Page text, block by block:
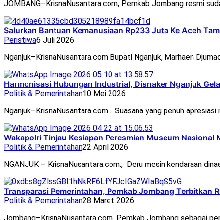
JOMBANG–KrisnaNusantara.com, Pemkab Jombang resmi
Salurkan Bantuan Kemanusiaan Rp233 Juta Ke Aceh
Peristiwa6 Juli 2026
Nganjuk–KrisnaNusantara.com Bupati Nganjuk, Marhaen
Harmonisasi Hubungan Industrial, Disnaker Nganjuk
Politik & Pemerintahan10 Mei 2026
Nganjuk–KrisnaNusantara.com., Suasana yang penuh
Wakapolri Tinjau Kesiapan Peresmian Museum Nasional
Politik & Pemerintahan22 April 2026
NGANJUK – KrisnaNusantara.com., Deru mesin kendaraan
Transparasi Pemerintahan, Pemkab Jombang Terbitkan
Politik & Pemerintahan28 Maret 2026
Jombang–KrisnaNusantara.com, Pemkab Jombang sebagai